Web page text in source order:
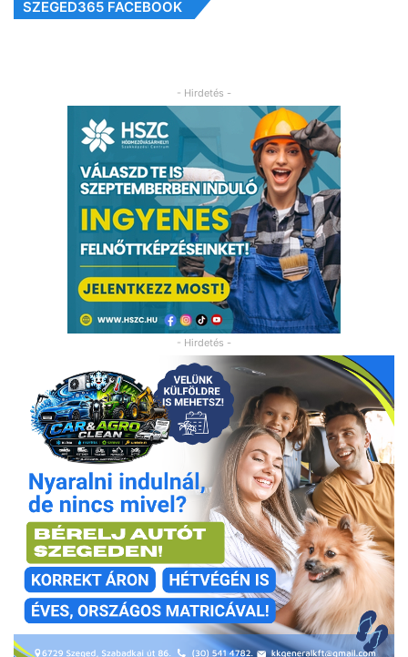
SZEGED365 FACEBOOK
- Hirdetés -
- Hirdetés -